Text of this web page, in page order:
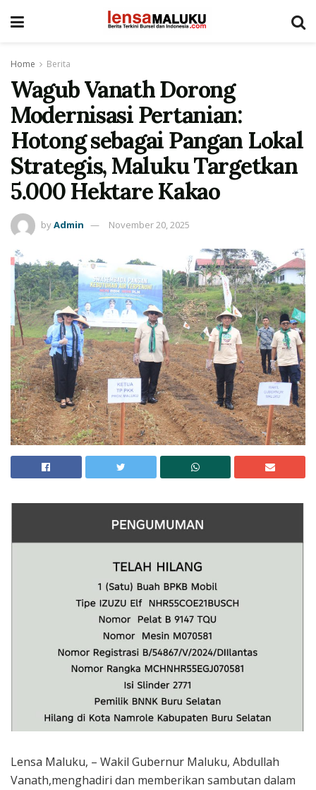
Home Berita
Wagub Vanath Dorong
Modernisasi Pertanian:
Hotong sebagai Pangan Lokal
Strategis, Maluku Targetkan
5.000 Hektare Kakao
byAdmin November 20, 2025
Lensa Maluku, – Wakil Gubernur Maluku, Abdullah
Vanath,menghadiri dan memberikan sambutan dalam